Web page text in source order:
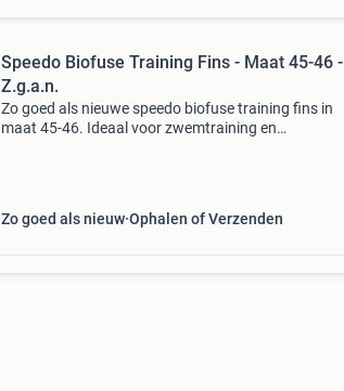
Speedo Biofuse Training Fins - Maat 45-46 -
Z.g.a.n.
Zo goed als nieuwe speedo biofuse training fins in
maat 45-46. Ideaal voor zwemtraining en
Zo goed als nieuw Ophalen of Verzenden